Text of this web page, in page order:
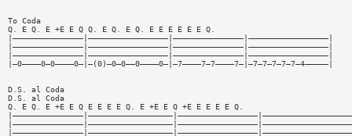
To Coda
Q. E Q. E +E E Q Q. E Q. E Q. E E E E E E Q.
|———————————————|—————————————————|———————————————|—————————————————|
|———————————————|—————————————————|———————————————|—————————————————|
|———————————————|—————————————————|———————————————|—————————————————|
|—0————0—0————0—|—(0)—0—0——0————0—|—7————7—7————7—|—7—7—7—7—7—4—————|
D.S. al Coda
D.S. al Coda
Q. E Q. E +E E Q E E E E Q. E +E E Q +E E E E E Q.